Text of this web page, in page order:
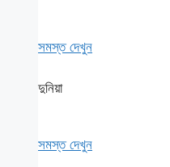
সমস্ত দেখুন
দুনিয়া
সমস্ত দেখুন